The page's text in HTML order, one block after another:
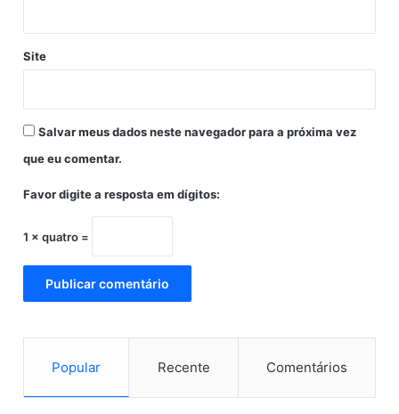
Site
Salvar meus dados neste navegador para a próxima vez
que eu comentar.
Favor digite a resposta em dígitos:
1 × quatro =
Popular Recente Comentários